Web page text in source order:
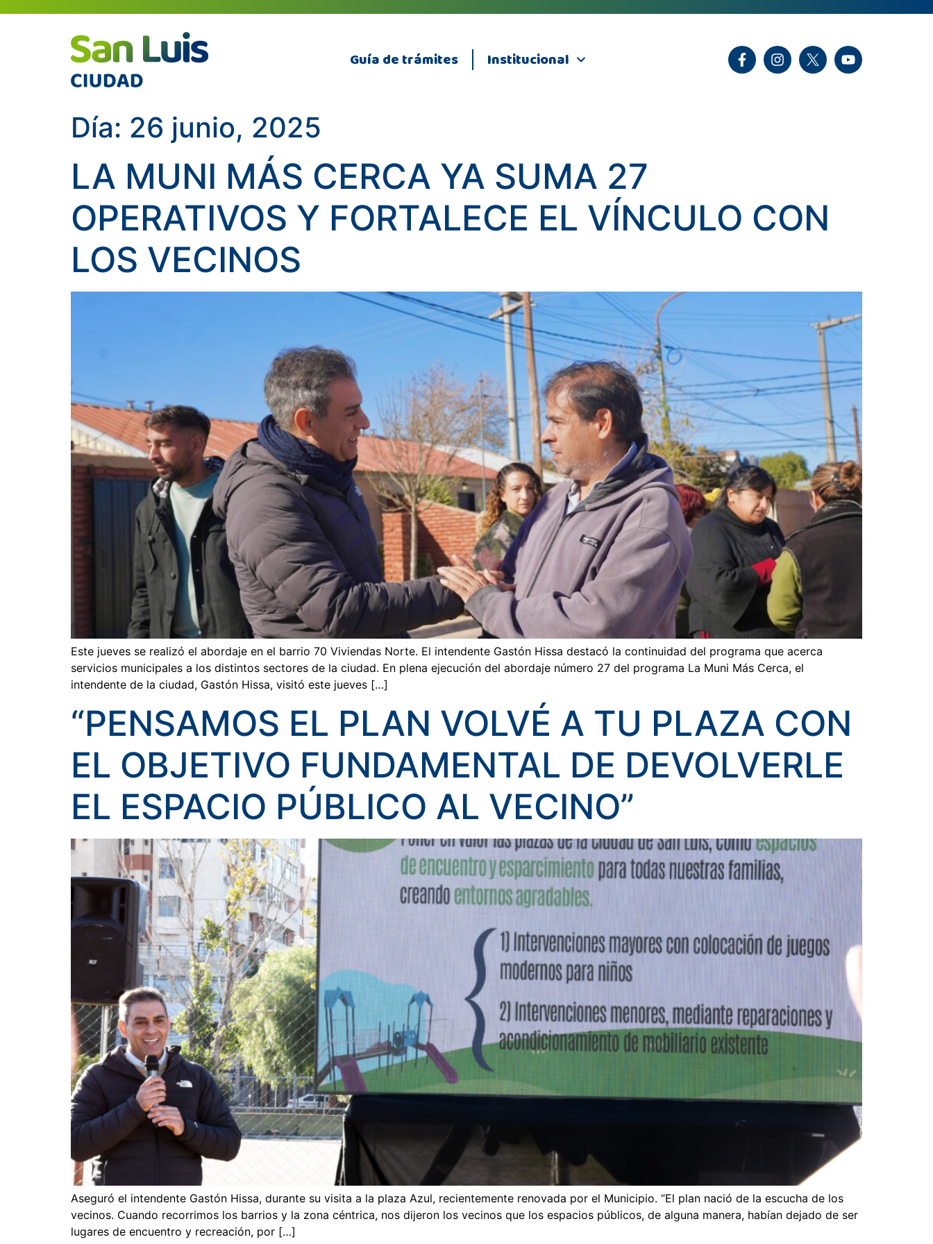
Guía de trámites Institucional
Día: 26 junio, 2025
LA MUNI MÁS CERCA YA SUMA 27
OPERATIVOS Y FORTALECE EL VÍNCULO CON
LOS VECINOS
Este jueves se realizó el abordaje en el barrio 70 Viviendas Norte. El intendente Gastón Hissa destacó la continuidad del programa que acerca
servicios municipales a los distintos sectores de la ciudad. En plena ejecución del abordaje número 27 del programa La Muni Más Cerca, el
intendente de la ciudad, Gastón Hissa, visitó este jueves […]
“PENSAMOS EL PLAN VOLVÉ A TU PLAZA CON
EL OBJETIVO FUNDAMENTAL DE DEVOLVERLE
EL ESPACIO PÚBLICO AL VECINO”
Aseguró el intendente Gastón Hissa, durante su visita a la plaza Azul, recientemente renovada por el Municipio. “El plan nació de la escucha de los
vecinos. Cuando recorrimos los barrios y la zona céntrica, nos dijeron los vecinos que los espacios públicos, de alguna manera, habían dejado de ser
lugares de encuentro y recreación, por […]